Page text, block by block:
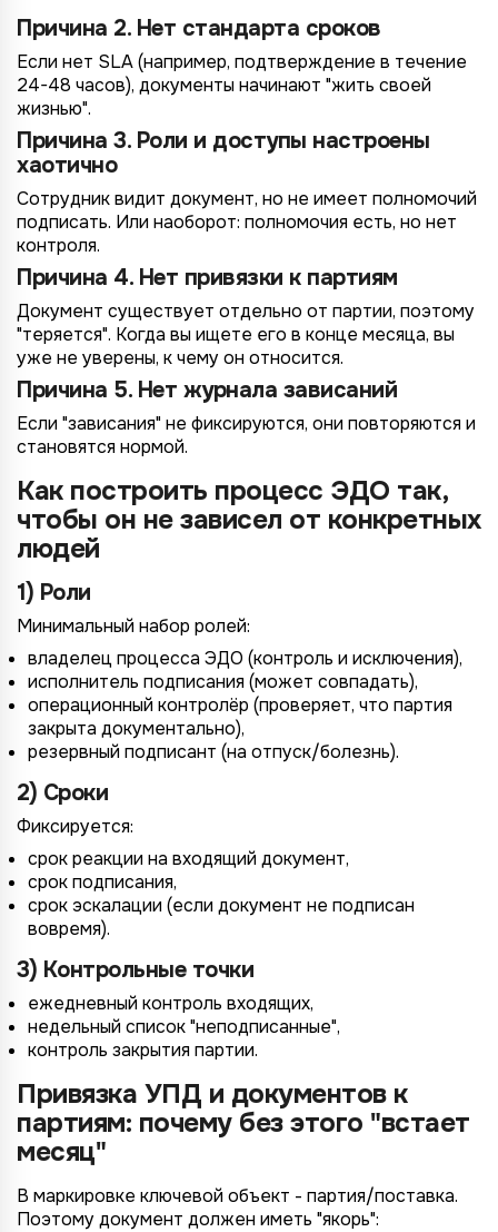
Причина 2. Нет стандарта сроков
Если нет SLA (например, подтверждение в течение
24-48 часов), документы начинают "жить своей
жизнью".
Причина 3. Роли и доступы настроены
хаотично
Сотрудник видит документ, но не имеет полномочий
подписать. Или наоборот: полномочия есть, но нет
контроля.
Причина 4. Нет привязки к партиям
Документ существует отдельно от партии, поэтому
"теряется". Когда вы ищете его в конце месяца, вы
уже не уверены, к чему он относится.
Причина 5. Нет журнала зависаний
Если "зависания" не фиксируются, они повторяются и
становятся нормой.
Как построить процесс ЭДО так,
чтобы он не зависел от конкретных
людей
1) Роли
Минимальный набор ролей:
владелец процесса ЭДО (контроль и исключения),
исполнитель подписания (может совпадать),
операционный контролёр (проверяет, что партия
закрыта документально),
резервный подписант (на отпуск/болезнь).
2) Сроки
Фиксируется:
срок реакции на входящий документ,
срок подписания,
срок эскалации (если документ не подписан
вовремя).
3) Контрольные точки
ежедневный контроль входящих,
недельный список "неподписанные",
контроль закрытия партии.
Привязка УПД и документов к
партиям: почему без этого "встает
месяц"
В маркировке ключевой объект - партия/поставка.
Поэтому документ должен иметь "якорь":